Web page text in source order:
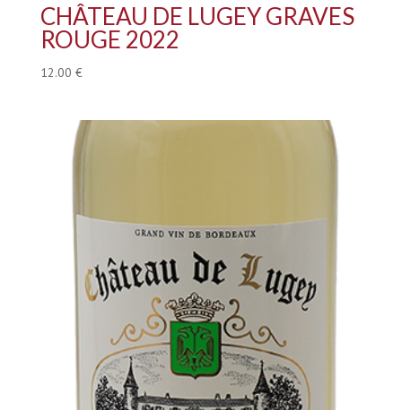
CHÂTEAU DE LUGEY GRAVES
ROUGE 2022
12.00 €